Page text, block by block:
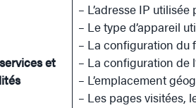
et
– L’adresse IP
– Le type d’appareil
– La configuration du
– La configuration de
– L’emplacement
– Les pages visitées,